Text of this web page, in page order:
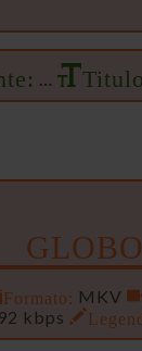
Formato: MKV
kbps